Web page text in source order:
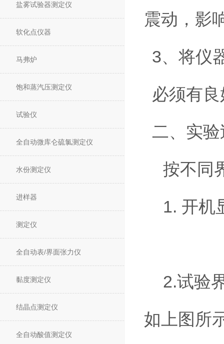
盐雾试验器测定仪
软化点仪器
马弗炉
饱和蒸汽压测定仪
试验仪
全自动微库仑硫氯测定仪
水份测定仪
进样器
测定仪
全自动表/界面张力仪
黏度测定仪
结晶点测定仪
全自动酸值测定仪
震动，影
3、将仪
必须有
二、实
按不同
1. 开机
2.试验
如上图所